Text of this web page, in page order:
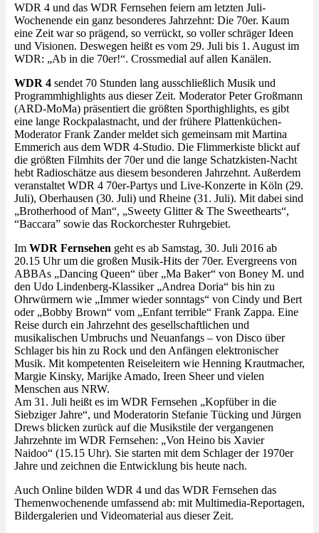
WDR 4 und das WDR Fernsehen feiern am letzten Juli-
Wochenende ein ganz besonderes Jahrzehnt: Die 70er. Kaum
eine Zeit war so prägend, so verrückt, so voller schräger Ideen
und Visionen. Deswegen heißt es vom 29. Juli bis 1. August im
WDR: „Ab in die 70er!“. Crossmedial auf allen Kanälen.
WDR 4 sendet 70 Stunden lang ausschließlich Musik und
Programmhighlights aus dieser Zeit. Moderator Peter Großmann
(ARD-MoMa) präsentiert die größten Sporthighlights, es gibt
eine lange Rockpalastnacht, und der frühere Plattenküchen-
Moderator Frank Zander meldet sich gemeinsam mit Martina
Emmerich aus dem WDR 4-Studio. Die Flimmerkiste blickt auf
die größten Filmhits der 70er und die lange Schatzkisten-Nacht
hebt Radioschätze aus diesem besonderen Jahrzehnt. Außerdem
veranstaltet WDR 4 70er-Partys und Live-Konzerte in Köln (29.
Juli), Oberhausen (30. Juli) und Rheine (31. Juli). Mit dabei sind
„Brotherhood of Man“, „Sweety Glitter & The Sweethearts“,
“Baccara” sowie das Rockorchester Ruhrgebiet.
Im WDR Fernsehen geht es ab Samstag, 30. Juli 2016 ab
20.15 Uhr um die großen Musik-Hits der 70er. Evergreens von
ABBAs „Dancing Queen“ über „Ma Baker“ von Boney M. und
den Udo Lindenberg-Klassiker „Andrea Doria“ bis hin zu
Ohrwürmern wie „Immer wieder sonntags“ von Cindy und Bert
oder „Bobby Brown“ vom „Enfant terrible“ Frank Zappa. Eine
Reise durch ein Jahrzehnt des gesellschaftlichen und
musikalischen Umbruchs und Neuanfangs – von Disco über
Schlager bis hin zu Rock und den Anfängen elektronischer
Musik. Mit kompetenten Reiseleitern wie Henning Krautmacher,
Margie Kinsky, Marijke Amado, Ireen Sheer und vielen
Menschen aus NRW.
Am 31. Juli heißt es im WDR Fernsehen „Kopfüber in die
Siebziger Jahre“, und Moderatorin Stefanie Tücking und Jürgen
Drews blicken zurück auf die Musikstile der vergangenen
Jahrzehnte im WDR Fernsehen: „Von Heino bis Xavier
Naidoo“ (15.15 Uhr). Sie starten mit dem Schlager der 1970er
Jahre und zeichnen die Entwicklung bis heute nach.
Auch Online bilden WDR 4 und das WDR Fernsehen das
Themenwochenende umfassend ab: mit Multimedia-Reportagen,
Bildergalerien und Videomaterial aus dieser Zeit.